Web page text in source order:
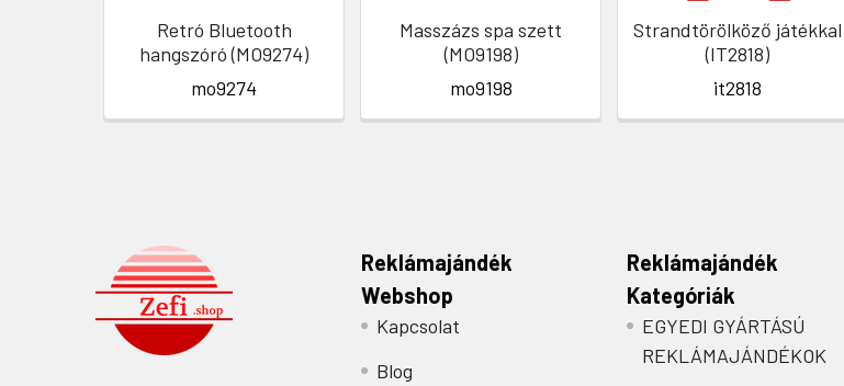
Retró Bluetooth
hangszóró (MO9274)
mo9274
Masszázs spa szett
(MO9198)
mo9198
Strandtörölköző játékkal
(IT2818)
it2818
Reklámajándék
Webshop
Kapcsolat
Blog
Reklámajándék
Kategóriák
EGYEDI GYÁRTÁSÚ
REKLÁMAJÁNDÉKOK